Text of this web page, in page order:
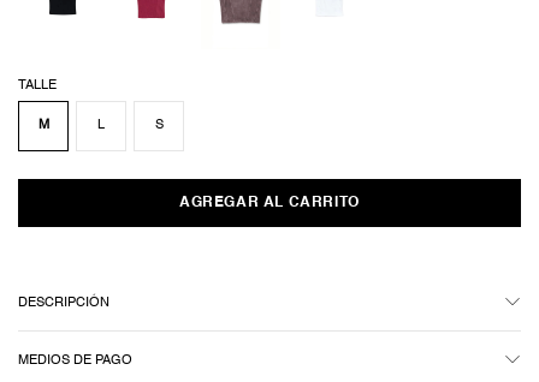
TALLE
M L S
DESCRIPCIÓN
MEDIOS DE PAGO